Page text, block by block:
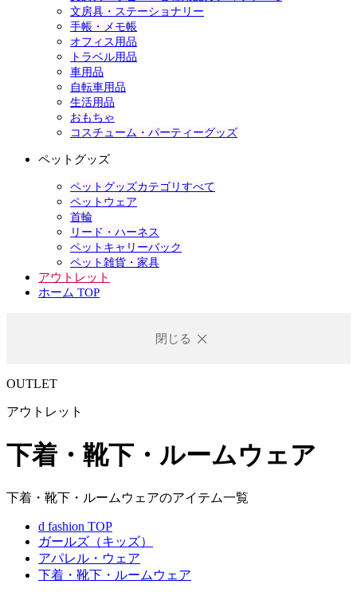
文房具・ステーショナリー
手帳・メモ帳
オフィス用品
トラベル用品
車用品
自転車用品
生活用品
おもちゃ
コスチューム・パーティーグッズ
ペットグッズ
ペットグッズカテゴリすべて
ペットウェア
首輪
リード・ハーネス
ペットキャリーバック
ペット雑貨・家具
アウトレット
ホーム TOP
閉じる
OUTLET
アウトレット
下着・靴下・ルームウェア
下着・靴下・ルームウェアのアイテム一覧
d fashion TOP
ガールズ（キッズ）
アパレル・ウェア
下着・靴下・ルームウェア